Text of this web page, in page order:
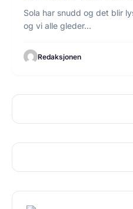
Sola har snudd og det blir
og vi alle gleder…
Redaksjonen